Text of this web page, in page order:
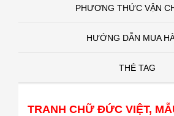
PHƯƠNG THỨC VẬN
HƯỚNG DẪN MUA
THẺ TAG
TRANH CHỮ ĐỨC VIỆT,